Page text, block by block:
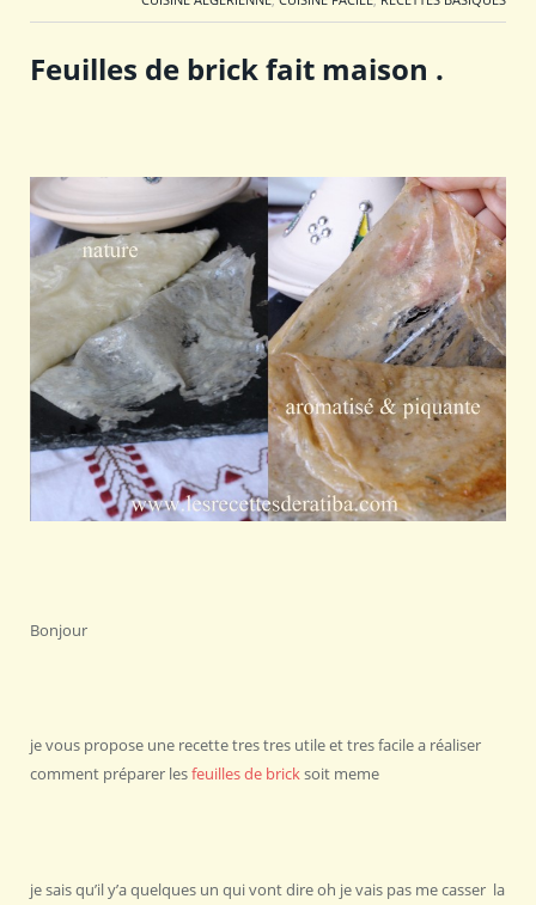
Feuilles de brick fait maison .
Bonjour
je vous propose une recette tres tres utile et tres facile a réaliser
comment préparer lesfeuilles de bricksoit meme
je sais qu’il y’a quelques un qui vont dire oh je vais pas me casser la